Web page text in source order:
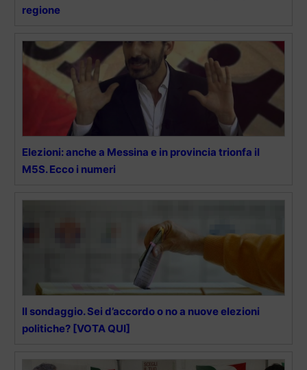
regione
Elezioni: anche a Messina e in provincia trionfa il
M5S. Ecco i numeri
Il sondaggio. Sei d’accordo o no a nuove elezioni
politiche? [VOTA QUI]